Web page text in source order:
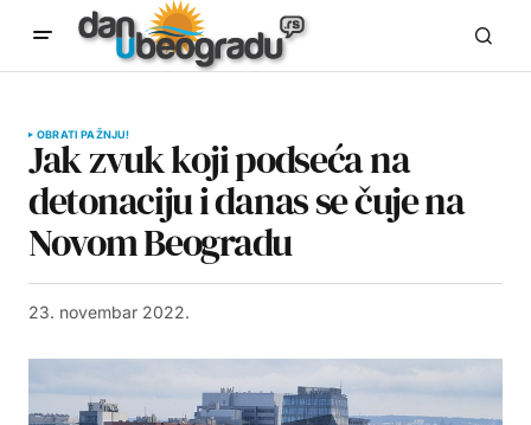
OBRATI PAŽNJU!
Jak zvuk koji podseća na
detonaciju i danas se čuje na
Novom Beogradu
23. novembar 2022.